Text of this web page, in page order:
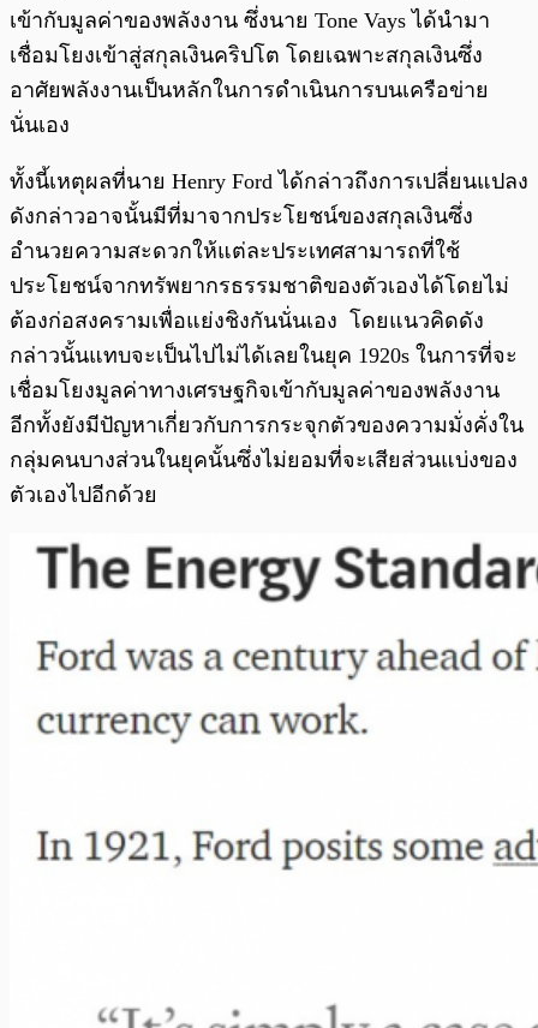
เข้ากับมูลค่าของพลังงาน ซึ่งนาย Tone Vays ได้นำมา
เชื่อมโยงเข้าสู่สกุลเงินคริปโต โดยเฉพาะสกุลเงินซึ่ง
อาศัยพลังงานเป็นหลักในการดำเนินการบนเครือข่าย
นั่นเอง
ทั้งนี้เหตุผลที่นาย Henry Ford ได้กล่าวถึงการเปลี่ยนแปลง
ดังกล่าวอาจนั้นมีที่มาจากประโยชน์ของสกุลเงินซึ่ง
อำนวยความสะดวกให้แต่ละประเทศสามารถที่ใช้
ประโยชน์จากทรัพยากรธรรมชาติของตัวเองได้โดยไม่
ต้องก่อสงครามเพื่อแย่งชิงกันนั่นเอง โดยแนวคิดดัง
กล่าวนั้นแทบจะเป็นไปไม่ได้เลยในยุค 1920s ในการที่จะ
เชื่อมโยงมูลค่าทางเศรษฐกิจเข้ากับมูลค่าของพลังงาน
อีกทั้งยังมีปัญหาเกี่ยวกับการกระจุกตัวของความมั่งคั่งใน
กลุ่มคนบางส่วนในยุคนั้นซึ่งไม่ยอมที่จะเสียส่วนแบ่งของ
ตัวเองไปอีกด้วย